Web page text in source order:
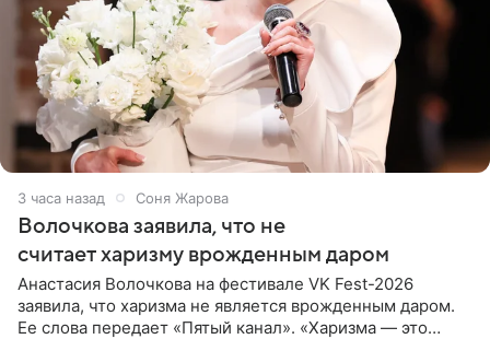
3 часа назад Соня Жарова
Волочкова заявила, что не
считает харизму врожденным даром
Анастасия Волочкова на фестивале VK Fest-2026
заявила, что харизма не является врожденным даром.
Ее слова передает «Пятый канал». «Харизма — это